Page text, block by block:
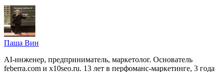
Паша Вин
AI-инженер, предприниматель, маркетолог. Основатель
feberra.com и x10seo.ru. 13 лет в перфоманс-маркетинге, 3 года